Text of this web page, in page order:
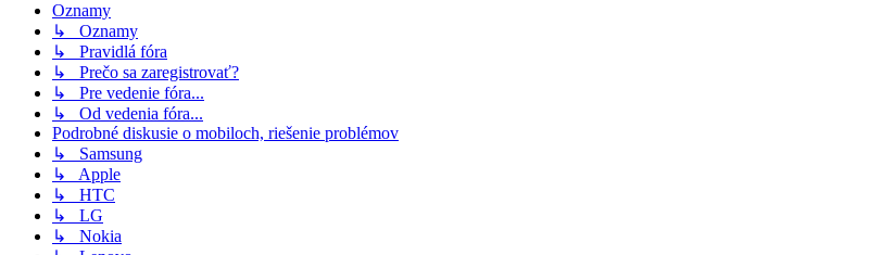
Oznamy
↳ Oznamy
↳ Pravidlá fóra
↳ Prečo sa zaregistrovať?
↳ Pre vedenie fóra...
↳ Od vedenia fóra...
Podrobné diskusie o mobiloch, riešenie problémov
↳ Samsung
↳ Apple
↳ HTC
↳ LG
↳ Nokia